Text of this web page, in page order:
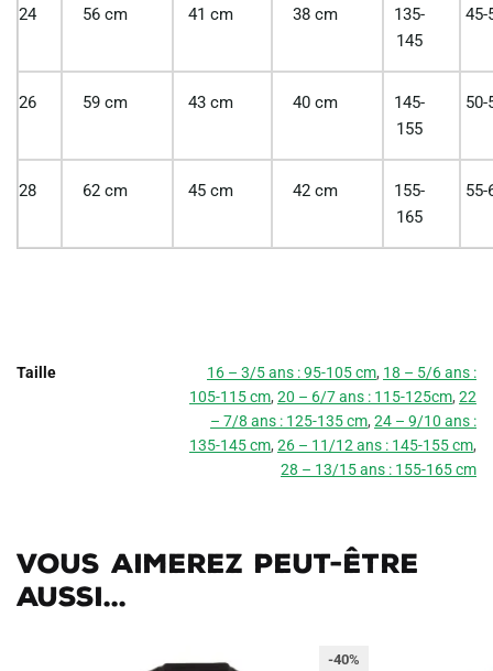
24 56 cm 41 cm 38 cm
135-
145
45-
26 59 cm 43 cm 40 cm
145-
155
50-
28 62 cm 45 cm 42 cm
155-
165
55-
Taille 16 – 3/5 ans : 95-105 cm, 18 – 5/6 ans :
105-115 cm, 20 – 6/7 ans : 115-125cm, 22
– 7/8 ans : 125-135 cm, 24 – 9/10 ans :
135-145 cm, 26 – 11/12 ans : 145-155 cm,
28 – 13/15 ans : 155-165 cm
Vous aimerez peut-être
aussi...
-40%